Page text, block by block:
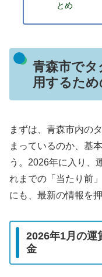
とめ
青森市でタ
用するた
まずは、青森市内の
まっているのか、基
う。2026年に入り、
れまでの「当たり前
にも、最新の情報を
2026年1月の運
金